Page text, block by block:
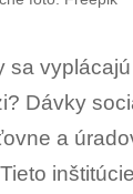
sa
Dávky
a